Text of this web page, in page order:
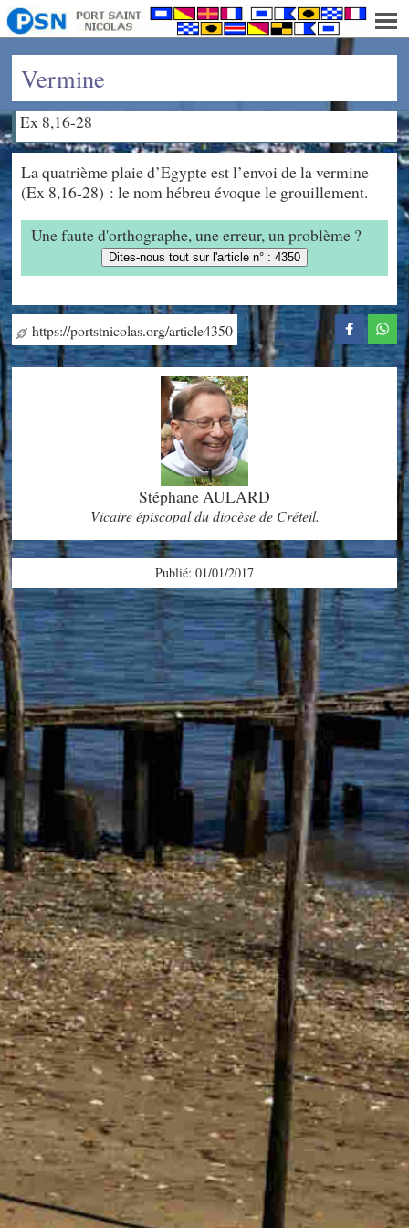
Vermine
Ex 8,16-28
La quatrième plaie d’Egypte est l’envoi de la vermine
(Ex 8,16-28) : le nom hébreu évoque le grouillement.
Une faute d'orthographe, une erreur, un problème ?
Dites-nous tout sur l'article n° : 4350
https://portstnicolas.org/article4350
Stéphane AULARD
Vicaire épiscopal du diocèse de Créteil.
Publié: 01/01/2017